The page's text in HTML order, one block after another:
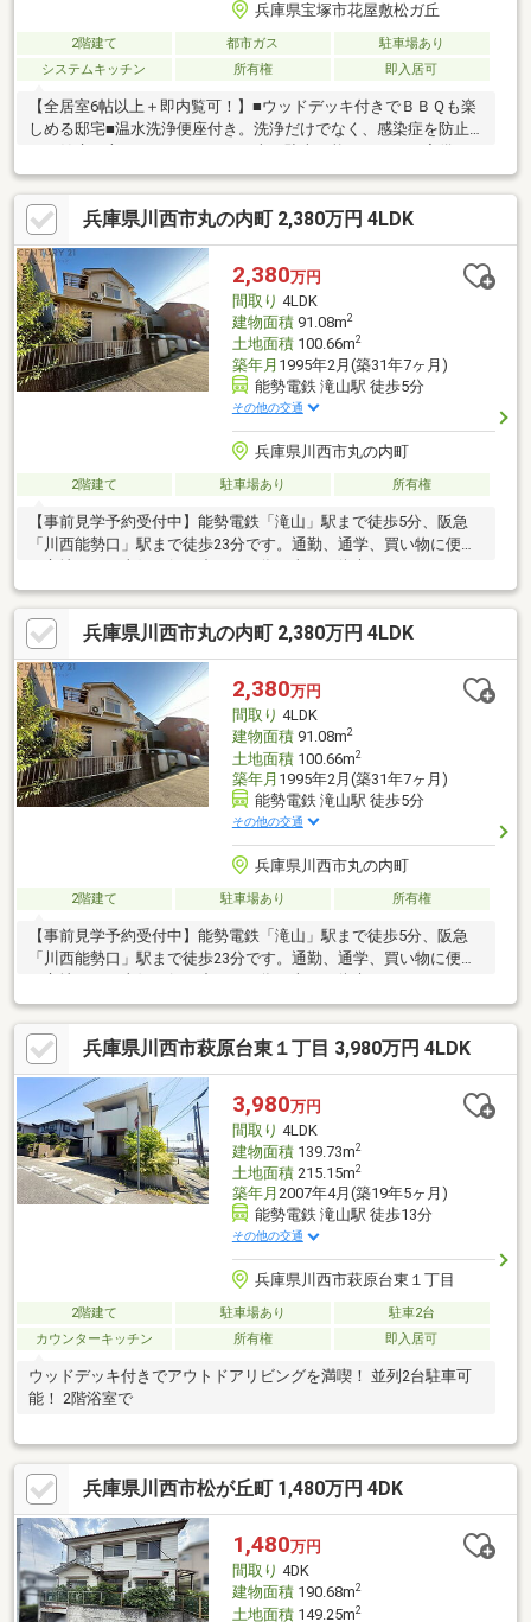
兵庫県宝塚市花屋敷松ガ丘
2階建て 都市ガス
駐車場あり
システムキッチン
所有権 即入居可
【全居室6帖以上＋即内覧可！】■ウッドデッキ付きでＢＢＱも楽
しめる邸宅■温水洗浄便座付き。洗浄だけでなく、感染症を防止
兵庫県川西市丸の内町 2,380万円 4LDK
2,380万円
間取り 4LDK
建物面積91.08m2
土地面積100.66m2
築年月 1995年2月(築31年7ヶ月)
能勢電鉄 滝山駅 徒歩5分
その他の交通
兵庫県川西市丸の内町
2階建て 駐車場あり 所有権
【事前見学予約受付中】能勢電鉄「滝山」駅まで徒歩5分、阪急
「川西能勢口」駅まで徒歩23分です。通勤、通学、買い物に便利
な立地です。東側が行き止まりの為、車両の往来がなく、とても
静かな住環境です。
兵庫県川西市丸の内町 2,380万円 4LDK
2,380万円
間取り 4LDK
建物面積91.08m2
土地面積100.66m2
築年月 1995年2月(築31年7ヶ月)
能勢電鉄 滝山駅 徒歩5分
その他の交通
兵庫県川西市丸の内町
2階建て 駐車場あり 所有権
【事前見学予約受付中】能勢電鉄「滝山」駅まで徒歩5分、阪急
「川西能勢口」駅まで徒歩23分です。通勤、通学、買い物に便利
静かな住環境です。
兵庫県川西市萩原台東１丁目 3,980万円 4LDK
3,980万円
間取り 4LDK
建物面積139.73m2
土地面積215.15m2
築年月 2007年4月(築19年5ヶ月)
能勢電鉄 滝山駅 徒歩13分
その他の交通
兵庫県川西市萩原台東１丁目
2階建て 駐車場あり
駐車2台
カウンターキッチン
所有権 即入居可
ウッドデッキ付きでアウトドアリビングを満喫！ 並列2台駐車可
能！ 2階浴室で
兵庫県川西市松が丘町 1,480万円 4DK
1,480万円
間取り 4DK
建物面積190.68m2
土地面積149.25m2